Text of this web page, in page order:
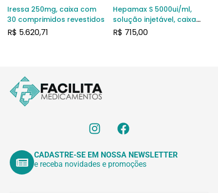
Iressa 250mg, caixa com
30 comprimidos revestidos
R$ 5.620,71
Hepamax S 5000ui/ml,
solução injetável, caixa
com 25 frasco-ampola
R$ 715,00
CADASTRE-SE EM NOSSA NEWSLETTER
e receba novidades e promoções